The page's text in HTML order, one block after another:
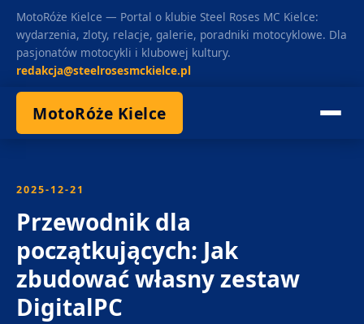
MotoRóże Kielce — Portal o klubie Steel Roses MC Kielce:
wydarzenia, zloty, relacje, galerie, poradniki motocyklowe. Dla
pasjonatów motocykli i klubowej kultury.
redakcja@steelrosesmckielce.pl
MotoRóże Kielce
2025-12-21
Przewodnik dla
początkujących: Jak
zbudować własny zestaw
DigitalPC